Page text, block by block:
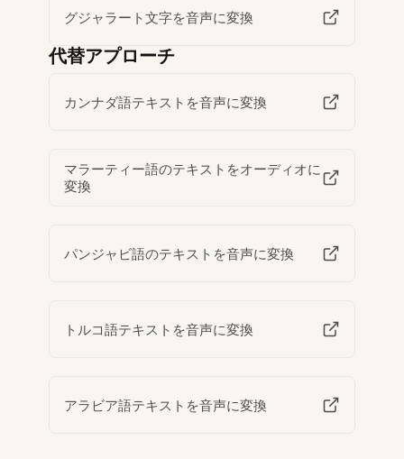
グジャラート文字を音声に変換
代替アプローチ
カンナダ語テキストを音声に変換
マラーティー語のテキストをオーディオに
変換
パンジャビ語のテキストを音声に変換
トルコ語テキストを音声に変換
アラビア語テキストを音声に変換